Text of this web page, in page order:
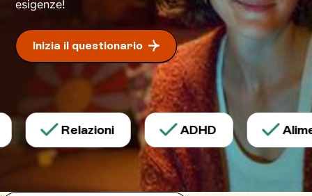
esigenze!
Inizia il questionario
Relazioni ADHD